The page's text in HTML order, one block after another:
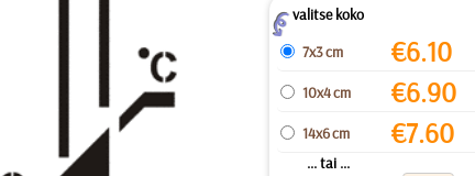
Zvalitse koko
7x3 cm
€6.10
10x4 cm €6.90
14x6 cm €7.60
... tai ...